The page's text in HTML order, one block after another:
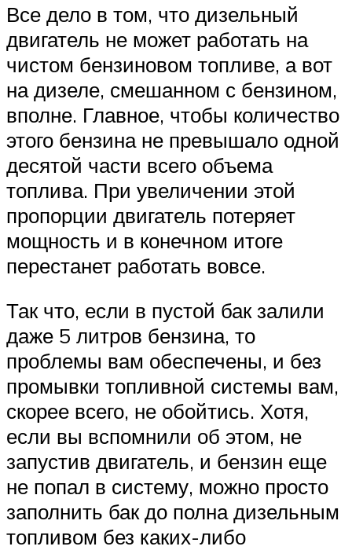
Все дело в том, что дизельный
двигатель не может работать на
чистом бензиновом топливе, а вот
на дизеле, смешанном с бензином,
вполне. Главное, чтобы количество
этого бензина не превышало одной
десятой части всего объема
топлива. При увеличении этой
пропорции двигатель потеряет
мощность и в конечном итоге
перестанет работать вовсе.
Так что, если в пустой бак залили
даже 5 литров бензина, то
проблемы вам обеспечены, и без
промывки топливной системы вам,
скорее всего, не обойтись. Хотя,
если вы вспомнили об этом, не
запустив двигатель, и бензин еще
не попал в систему, можно просто
заполнить бак до полна дизельным
топливом без каких-либо